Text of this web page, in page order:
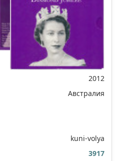
2012
Австралия
kuni-volya
3917